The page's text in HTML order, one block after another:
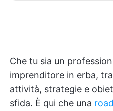
Che tu sia un
imprenditore in erba,
attività, strategie e
sfida. È qui che una